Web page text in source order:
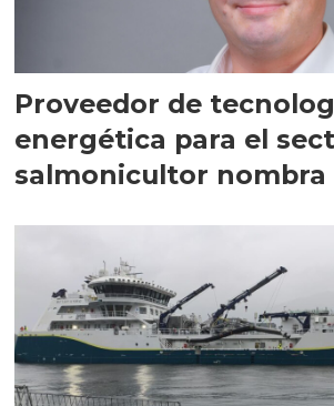
Proveedor de
energética para el
salmonicultor